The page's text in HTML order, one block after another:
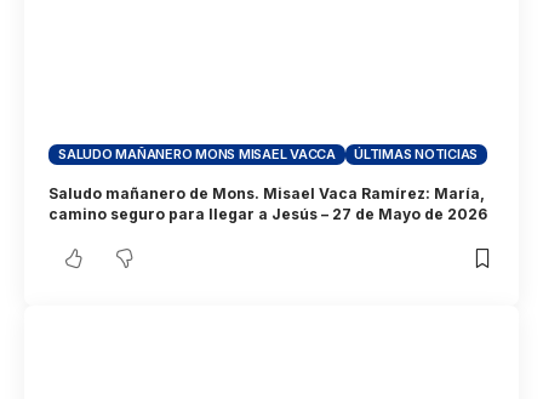
SALUDO MAÑANERO MONS MISAEL VACCA ÚLTIMAS NOTICIAS
Saludo mañanero de Mons. Misael Vaca Ramírez: María,
camino seguro para llegar a Jesús – 27 de Mayo de 2026